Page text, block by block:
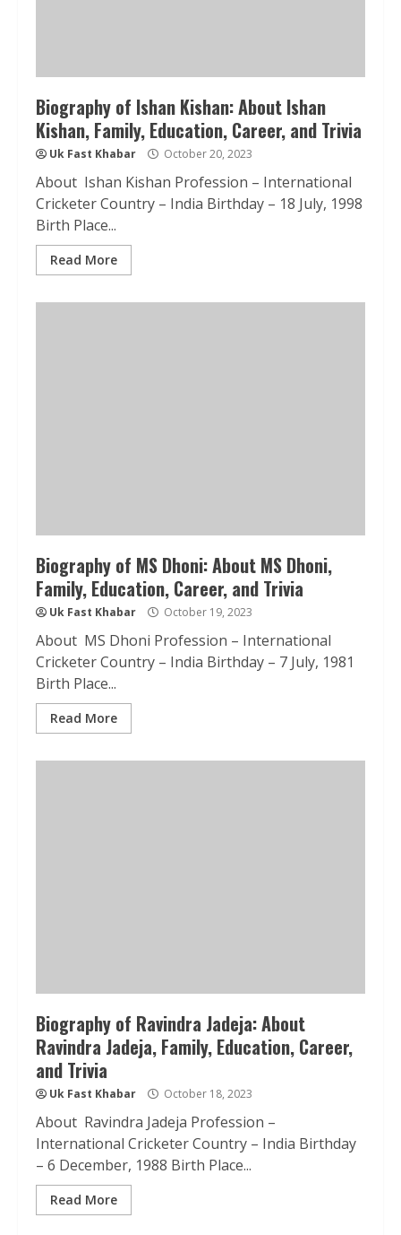
Biography of Ishan Kishan: About Ishan
Kishan, Family, Education, Career, and Trivia
Uk Fast Khabar October 20, 2023
About Ishan Kishan Profession – International
Cricketer Country – India Birthday – 18 July, 1998
Birth Place...
Read More
Biography of MS Dhoni: About MS Dhoni,
Family, Education, Career, and Trivia
Uk Fast Khabar October 19, 2023
About MS Dhoni Profession – International
Cricketer Country – India Birthday – 7 July, 1981
Birth Place...
Read More
Biography of Ravindra Jadeja: About
Ravindra Jadeja, Family, Education, Career,
and Trivia
Uk Fast Khabar October 18, 2023
About Ravindra Jadeja Profession –
International Cricketer Country – India Birthday
– 6 December, 1988 Birth Place...
Read More